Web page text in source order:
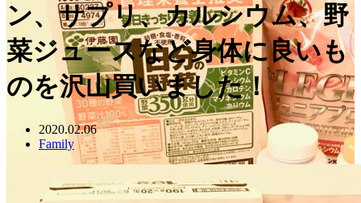
ン、サプリ、カルシウム、野
菜ジュースなど身体に良いも
のを沢山買いました！
2020.02.06
Family